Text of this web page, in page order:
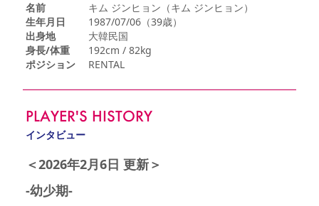
よくある質問
よくある質問
関連団体/施設
長居公園 セレッソフットサルパーク
セレッソスポーツパーク舞洲 YANMAR HANASAKA STADIUM
セレッソ大阪アカデミー 子供のサッカースクール
名前
キム ジンヒョン（キム ジンヒョン）
生年月日
1987/07/06（39歳）
出身地
大韓民国
身長/体重
192cm / 82kg
ポジション
RENTAL
PLAYER'S HISTORY
インタビュー
＜2026年2月6日 更新＞
-幼少期-